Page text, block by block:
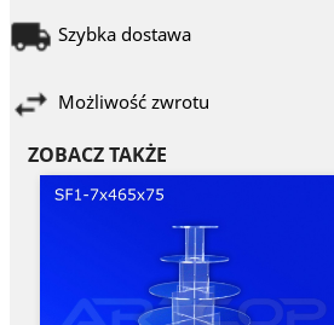
Szybka dostawa
Możliwość zwrotu
ZOBACZ TAKŻE